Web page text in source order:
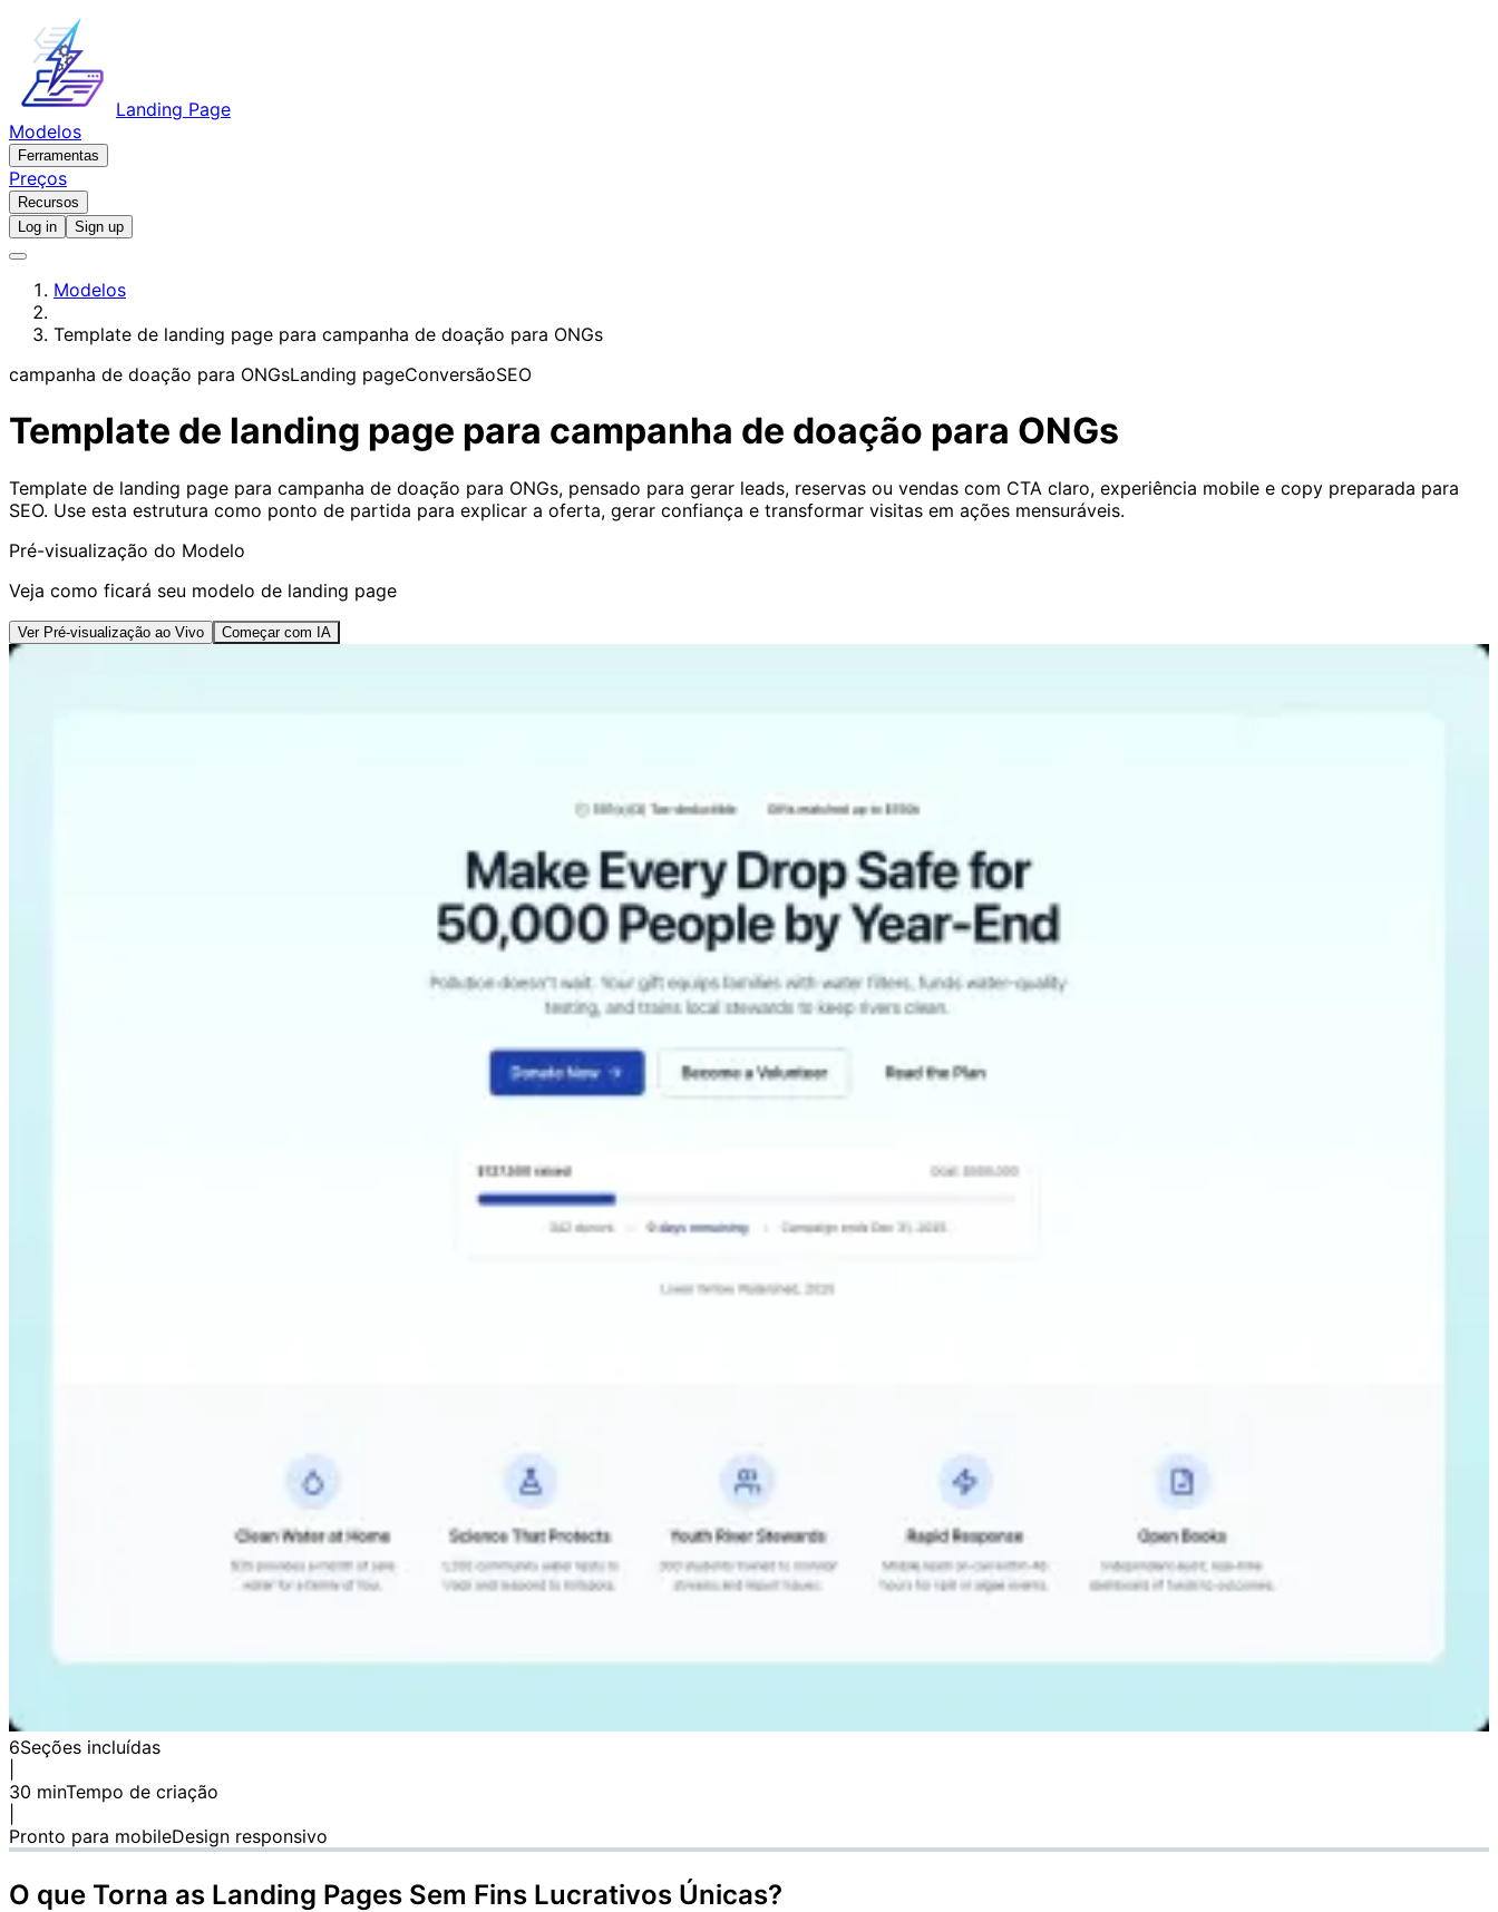
Landing Page
Modelos
Ferramentas
Preços
Recursos
Log in
Sign up
Modelos
Template de landing page para campanha de doação para ONGs
campanha de doação para ONGsLanding pageConversãoSEO
Template de landing page para campanha de doação para ONGs
Template de landing page para campanha de doação para ONGs, pensado para gerar leads, reservas ou vendas com CTA claro, experiência mobile e copy preparada para
SEO. Use esta estrutura como ponto de partida para explicar a oferta, gerar confiança e transformar visitas em ações mensuráveis.
Pré-visualização do Modelo
Veja como ficará seu modelo de landing page
Ver Pré-visualização ao Vivo Começar com IA
6Seções incluídas
30 minTempo de criação
Pronto para mobileDesign responsivo
O que Torna as Landing Pages Sem Fins Lucrativos Únicas?